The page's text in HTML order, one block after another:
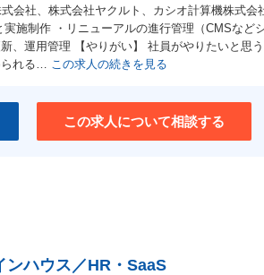
会社、株式会社ヤクルト、カシオ計算機株式会
施制作 ・リニューアルの進行管理（CMSなど
、運用管理 【やりがい】 社員がやりたいと思
られる… この求人の続きを見る
この求人について相談する
ンハウス／HR・SaaS